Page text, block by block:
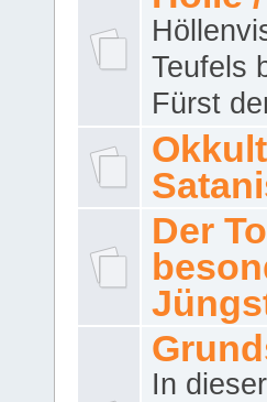
Teufels
Fürst
Der
In